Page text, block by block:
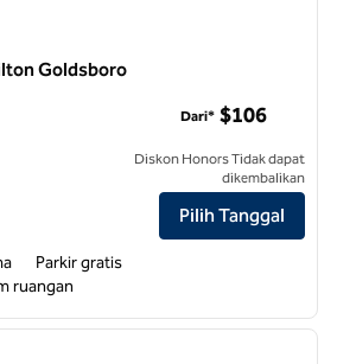
Goldsboro
Suites by Hilton Goldsboro
Dari* $106
Diskon Honors Tidak dapat
dikembalikan
Pilih Tanggal
Parkir gratis
ruangan